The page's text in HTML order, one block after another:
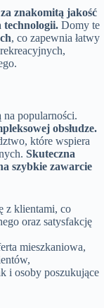
znakomitą jakość
technologii. Domy te
, co zapewnia łatwy
popularności.
obsłudze.
które wspiera
Skuteczna
szybkie zawarcie
z klientami, co
oraz satysfakcję
mieszkaniowa,
i osoby poszukujące